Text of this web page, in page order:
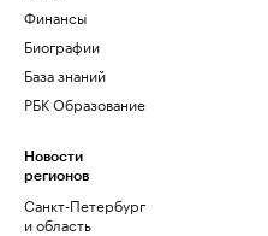
Финансы
Биографии
База знаний
РБК Образование
Новости
регионов
Санкт-Петербург
и область